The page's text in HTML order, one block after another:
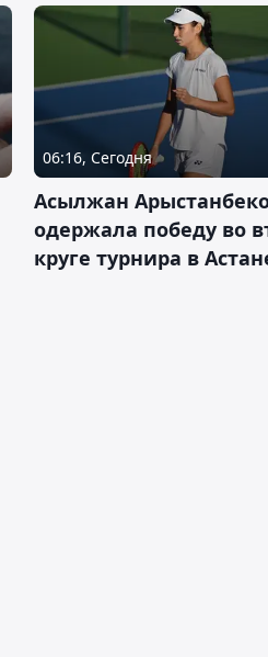
06:16, Сегодня
Асылжан
одержала победу во
круге турнира в